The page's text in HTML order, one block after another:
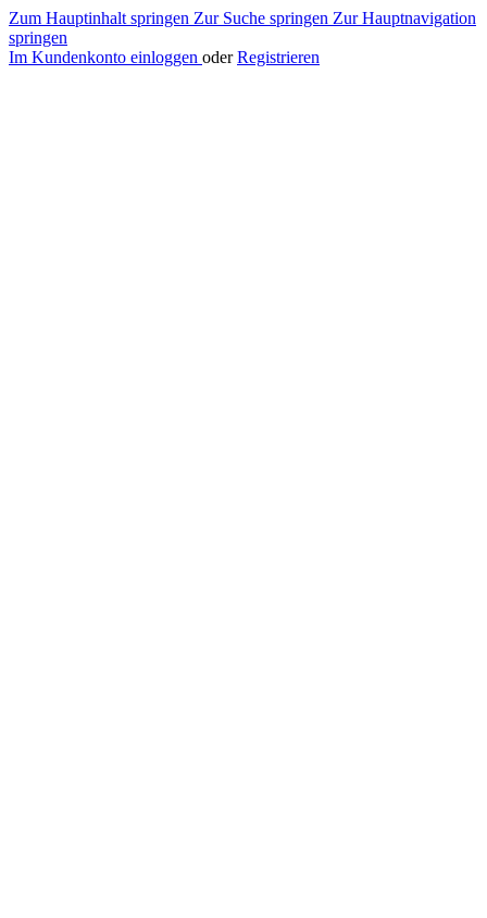
Zum Hauptinhalt springen Zur Suche springen Zur Hauptnavigation
springen
Im Kundenkonto einloggen oder Registrieren